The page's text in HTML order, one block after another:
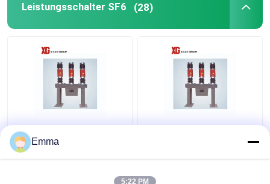
Leistungsschalter SF6 (28)
3 Gas-
Leistungsschalter
Polen SF6
Emma
5:22 PM